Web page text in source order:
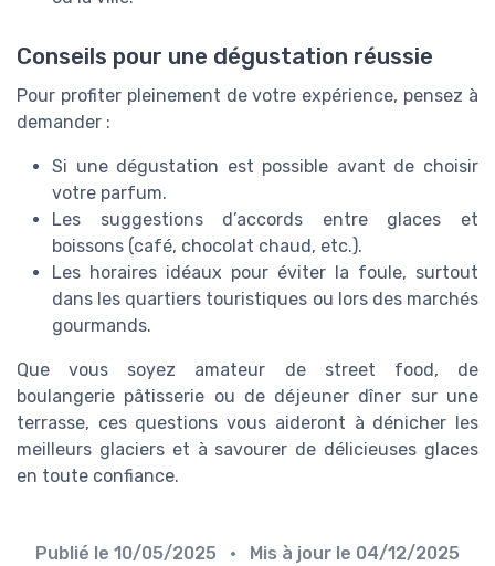
Conseils pour une dégustation réussie
Pour profiter pleinement de votre expérience, pensez à
demander :
Si une dégustation est possible avant de choisir
votre parfum.
Les suggestions d’accords entre glaces et
boissons (café, chocolat chaud, etc.).
Les horaires idéaux pour éviter la foule, surtout
dans les quartiers touristiques ou lors des marchés
gourmands.
Que vous soyez amateur de street food, de
boulangerie pâtisserie ou de déjeuner dîner sur une
terrasse, ces questions vous aideront à dénicher les
meilleurs glaciers et à savourer de délicieuses glaces
en toute confiance.
Publié le 10/05/2025 • Mis à jour le 04/12/2025